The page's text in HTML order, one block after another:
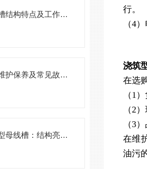
高压共箱母线槽结构特点及工作原理
插接式母线槽维护保养及常见故障处理指南
探秘高压耐火型母线槽：结构亮点与实用效能
行。
（4
浇筑
在选
（1
（2
（3
在维
油污